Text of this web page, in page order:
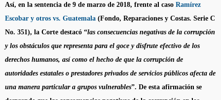
Así, en la sentencia de 9 de marzo de 2018, frente al caso Ramírez
Escobar y otros vs. Guatemala (Fondo, Reparaciones y Costas. Serie C
No. 351), la Corte destacó “las consecuencias negativas de la corrupción
y los obstáculos que representa para el goce y disfrute efectivo de los
derechos humanos, así como el hecho de que la corrupción de
autoridades estatales o prestadores privados de servicios públicos afecta de
una manera particular a grupos vulnerables”. De esta afirmación se